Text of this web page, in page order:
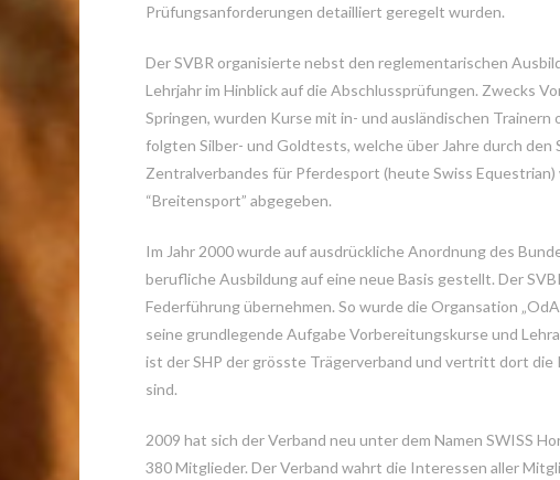
Prüfungsanforderungen detailliert geregelt wurden.
Der SVBR organisierte nebst den reglementarischen
Lehrjahr im Hinblick auf die Abschlussprüfungen. Zwecks
Springen, wurden Kurse mit in- und ausländischen
folgten Silber- und Goldtests, welche über Jahre durch den
Zentralverbandes für Pferdesport (heute Swiss
“Breitensport” abgegeben.
Im Jahr 2000 wurde auf ausdrückliche Anordnung des
berufliche Ausbildung auf eine neue Basis gestellt. Der
Federführung übernehmen. So wurde die Organsation
seine grundlegende Aufgabe Vorbereitungskurse und
ist der SHP der grösste Trägerverband und vertritt dort
sind.
2009 hat sich der Verband neu unter dem Namen SWISS
380 Mitglieder. Der Verband wahrt die Interessen aller